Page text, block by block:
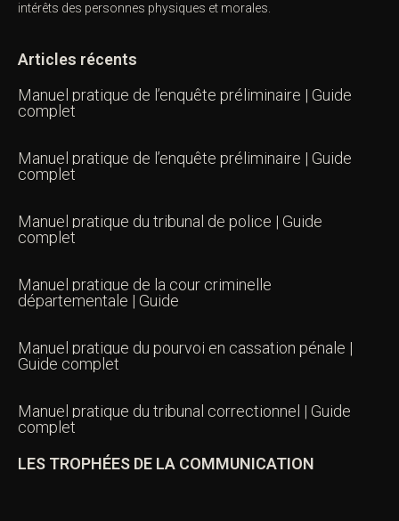
intérêts des personnes physiques et morales.
Articles récents
Manuel pratique de l’enquête préliminaire | Guide
complet
Manuel pratique de l’enquête préliminaire | Guide
complet
Manuel pratique du tribunal de police | Guide
complet
Manuel pratique de la cour criminelle
départementale | Guide
Manuel pratique du pourvoi en cassation pénale |
Guide complet
Manuel pratique du tribunal correctionnel | Guide
complet
LES TROPHÉES DE LA COMMUNICATION